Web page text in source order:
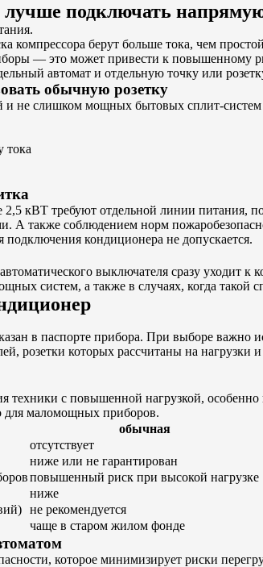
подключать
компрессора берут больше тока, чем
— это может привести к повышенному
автомат и отдельную точку или
обычную розетку
не слишком мощных бытовых сплит-
тока
кВТ требуют отдельной линии питания,
А также соблюдением норм
кондиционера не допускается.
выключателя сразу уходит
систем, а также в случаях, когда такой
в паспорте прибора. При выборе важно
розетки которых рассчитаны на
техники с повышенной нагрузкой,
для маломощных приборов.
обычная
отсутствует
ниже или не гарантирован
повышенный риск при высокой нагрузке
ниже
не рекомендуется
чаще в старом жилом фонде
которое минимизирует риски